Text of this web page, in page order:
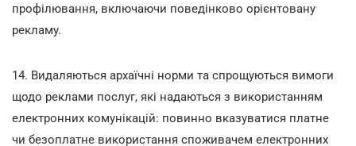
профілювання, включаючи поведінково орієнтовану
рекламу.
14. Видаляються архаїчні норми та спрощуються вимоги
щодо реклами послуг, які надаються з використанням
електронних комунікацій: повинно вказуватися платне
чи безоплатне використання споживачем електронних